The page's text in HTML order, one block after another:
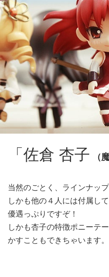
「佐倉 杏子 （
当然のごとく、ラインナッ
しかも他の４人には付属し
優遇っぷりですぞ！
しかも杏子の特徴ポニーテ
かすこともできちゃいます。